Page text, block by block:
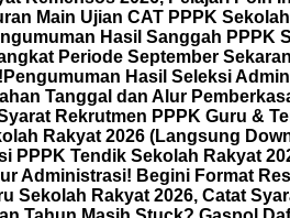
Main Ujian CAT PPPK
Hasil Sanggah PPPK
Periode September
Pengumuman Hasil Seleksi
Tanggal dan Alur
Rekrutmen PPPK Guru &
Rakyat 2026 (Langsung
PPPK Tendik Sekolah Rakyat
Administrasi! Begini Format
Sekolah Rakyat 2026, Catat